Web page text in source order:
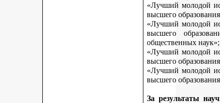
«Лучший молодой
высшего
«Лучший молодой
высшего
общественных наук»;
«Лучший молодой
высшего
«Лучший молодой
высшего
За результаты